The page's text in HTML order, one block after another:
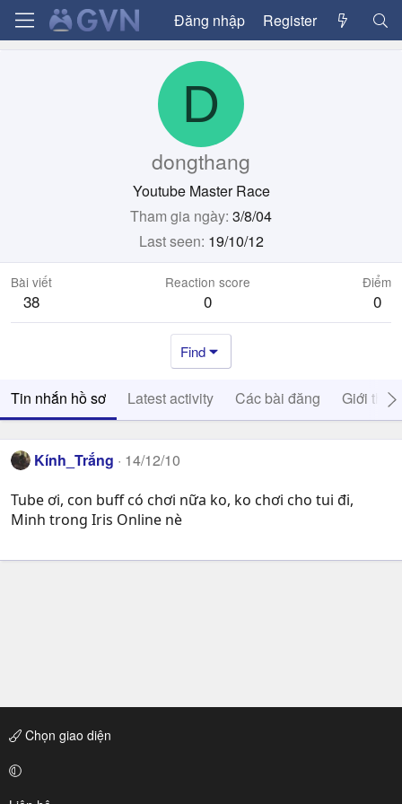
Đăng nhập Register
D
dongthang
Youtube Master Race
Tham gia ngày 3/8/04
Last seen 19/10/12
Bài viết
38
Reaction score
0
Điểm
0
Find
Tin nhắn hồ sơ Latest activity Các bài đăng Giới thiệu
Kính_Trắng 14/12/10
Tube ơi, con buff có chơi nữa ko, ko chơi cho tui đi,
Minh trong Iris Online nè
Chọn giao diện